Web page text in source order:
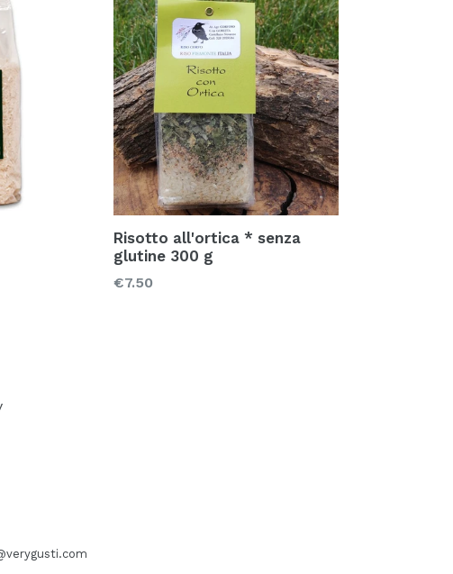
Risotto all'ortica * senza
glutine 300 g
Prezzo
€7.50